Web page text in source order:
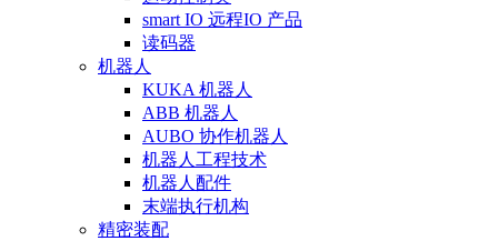
smart IO 远程IO 产品
读码器
机器人
KUKA 机器人
ABB 机器人
AUBO 协作机器人
机器人工程技术
机器人配件
末端执行机构
精密装配